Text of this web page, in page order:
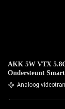
AKK 5W VTX
Ondersteunt
Analoog